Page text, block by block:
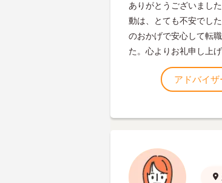
ありがとうございまし
動は、とても不安でし
のおかげで安心して転
た。心よりお礼申し上げ
アドバイザ